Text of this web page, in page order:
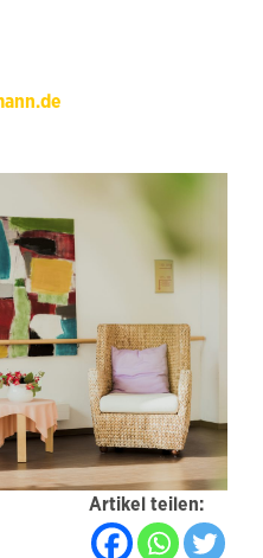
Artikel teilen: